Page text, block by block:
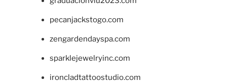
pecanjackstogo.com
zengardendayspa.com
sparklejewelryinc.com
ironcladtattoostudio.com